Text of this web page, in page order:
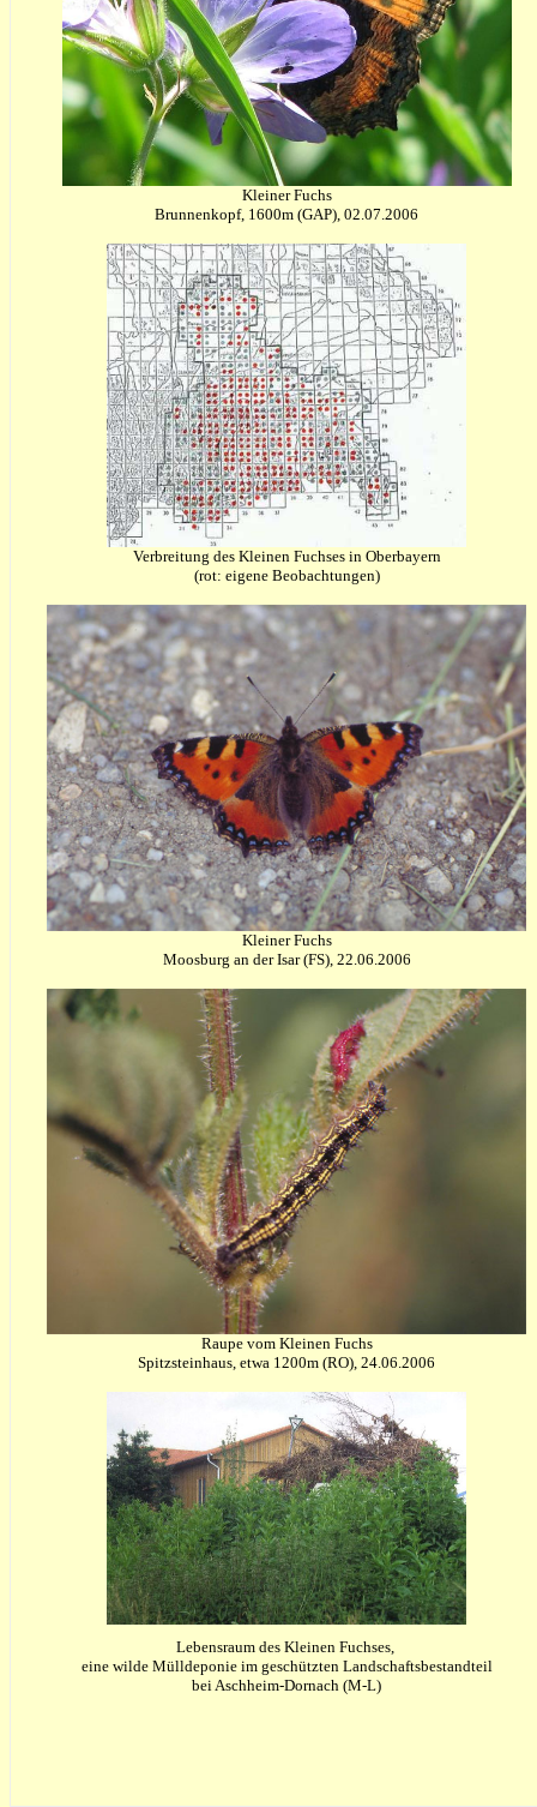
Kleiner Fuchs
Brunnenkopf, 1600m (GAP), 02.07.2006
Verbreitung des Kleinen Fuchses in Oberbayern
(rot: eigene Beobachtungen)
Kleiner Fuchs
Moosburg an der Isar (FS), 22.06.2006
Raupe vom Kleinen Fuchs
Spitzsteinhaus, etwa 1200m (RO), 24.06.2006
Lebensraum des Kleinen Fuchses,
eine wilde Mülldeponie im geschützten Landschaftsbestandteil
bei Aschheim-Dornach (M-L)